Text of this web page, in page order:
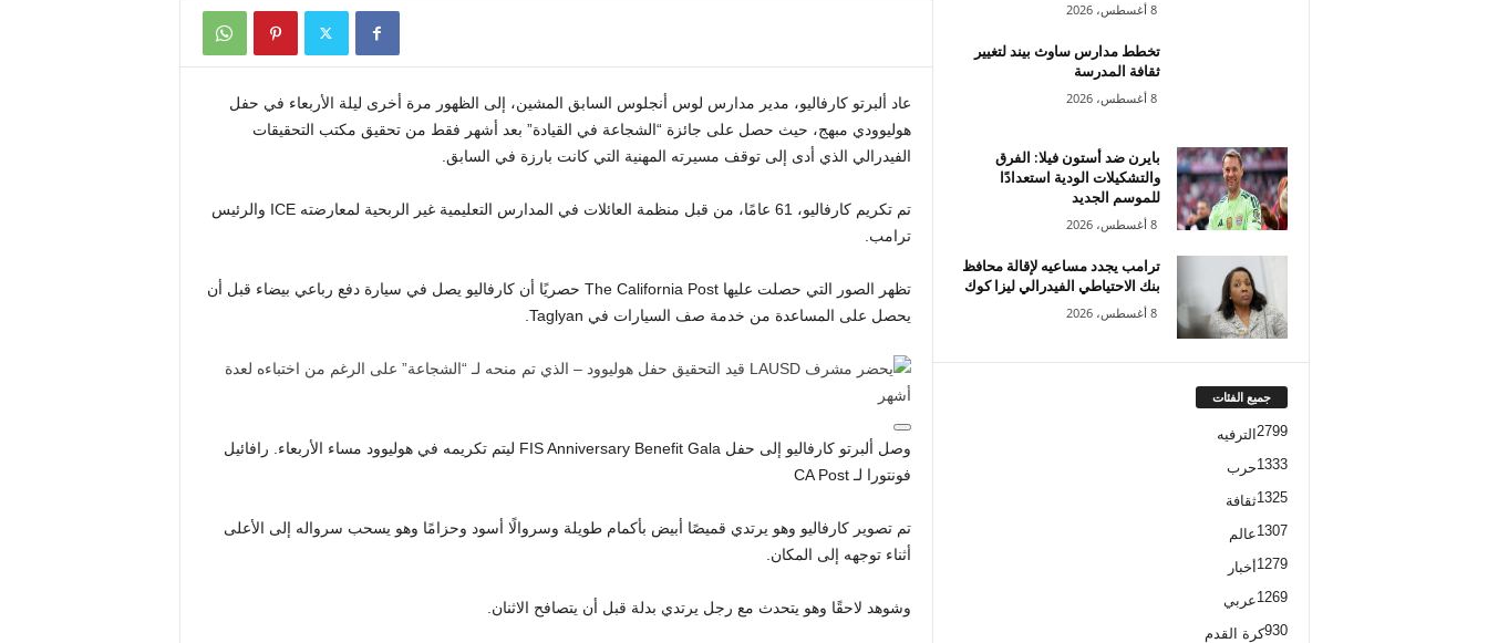
عاد ألبرتو كارفاليو، مدير مدارس لوس أنجلوس السابق المشين، إلى الظهور مرة أخرى ليلة الأربعاء في حفل
هوليوودي مبهج، حيث حصل على جائزة “الشجاعة في القيادة” بعد أشهر فقط من تحقيق مكتب التحقيقات
الفيدرالي الذي أدى إلى توقف مسيرته المهنية التي كانت بارزة في السابق.
تم تكريم كارفاليو، 61 عامًا، من قبل منظمة العائلات في المدارس التعليمية غير الربحية لمعارضته ICE والرئيس
ترامب.
تظهر الصور التي حصلت عليها The California Post حصريًا أن كارفاليو يصل في سيارة دفع رباعي بيضاء قبل أن
يحصل على المساعدة من خدمة صف السيارات في Taglyan.
وصل ألبرتو كارفاليو إلى حفل FIS Anniversary Benefit Gala ليتم تكريمه في هوليوود مساء الأربعاء. رافائيل
فونتورا لـ CA Post
تم تصوير كارفاليو وهو يرتدي قميصًا أبيض بأكمام طويلة وسروالًا أسود وحزامًا وهو يسحب سرواله إلى الأعلى
أثناء توجهه إلى المكان.
وشوهد لاحقًا وهو يتحدث مع رجل يرتدي بدلة قبل أن يتصافح الاثنان.
8 أغسطس، 2026
تخطط مدارس ساوث بيند لتغيير
ثقافة المدرسة
8 أغسطس، 2026
بايرن ضد أستون فيلا: الفرق
والتشكيلات الودية استعدادًا
للموسم الجديد
8 أغسطس، 2026
ترامب يجدد مساعيه لإقالة محافظ
بنك الاحتياطي الفيدرالي ليزا كوك
8 أغسطس، 2026
جميع الفئات
الترفيه 2799
حرب1333
ثقافة1325
عالم1307
أخبار 1279
عربي1269
كرة القدم930